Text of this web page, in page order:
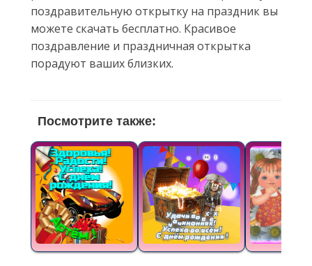
поздравительную открытку на праздник вы
можете скачать бесплатно. Красивое
поздравление и праздничная открытка
порадуют ваших близких.
Посмотрите также: